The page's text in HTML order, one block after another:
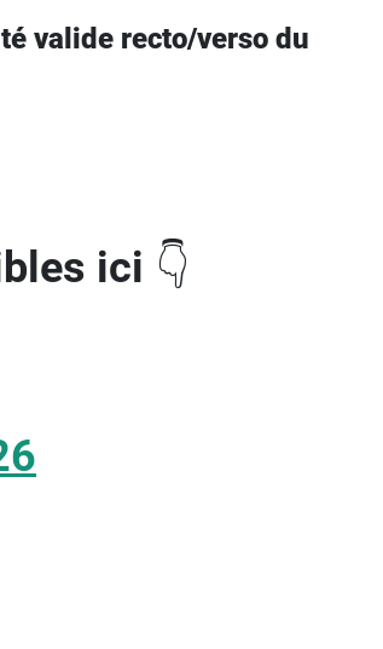
valide recto/verso du
ici 👇